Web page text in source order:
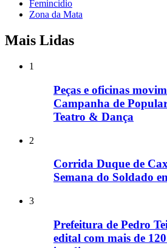
Femincidio
Zona da Mata
Mais Lidas
1
Peças e oficinas
Campanha de
Teatro & Dança
2
Corrida Duque de
Semana do Soldado
3
Prefeitura de Pedro
edital com mais de